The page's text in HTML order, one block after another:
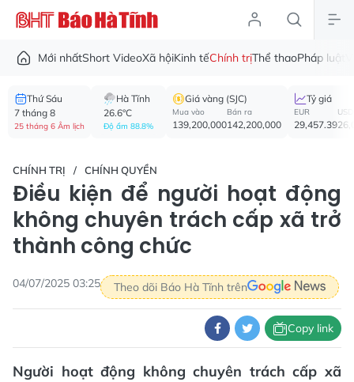
Mới nhấtShort VideoXã hộiKinh tếChính trịThể thaoPháp luật
Thứ Sáu
7 tháng 8
25 tháng 6 Âm lịch
Hà Tĩnh
26.6°C
Độ ẩm 88.8%
Giá vàng (SJC)
Mua vào
139,200,000
Bán ra
142,200,000
Tỷ giá
EUR
29,457.39
USD
CHÍNH TRỊ CHÍNH QUYỀN
Điều kiện để người hoạt động
không chuyên trách cấp xã trở
thành công chức
04/07/2025 03:25 Theo dõi Báo Hà Tĩnh trên
Copy link
Người hoạt động không chuyên trách cấp xã